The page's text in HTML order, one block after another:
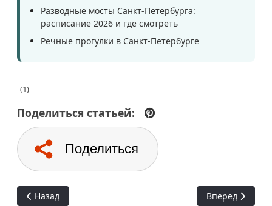
Разводные мосты Санкт-Петербурга:
расписание 2026 и где смотреть
Речные прогулки в Санкт-Петербурге
(1)
Поделиться статьей:
Поделиться
Предыдущий: Куда поехать в июле в России
Назад Следующий: 6
Вперед